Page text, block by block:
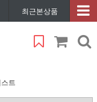
최근본상품
트